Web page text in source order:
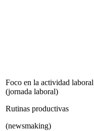
Foco en la actividad laboral
(jornada laboral)
Rutinas productivas
(newsmaking)